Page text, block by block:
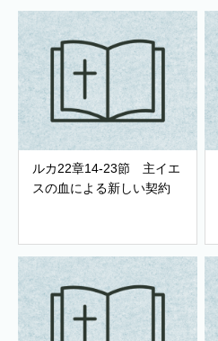
ルカ22章14-23節 主イエ
スの血による新しい契約